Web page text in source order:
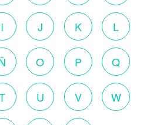
I J K L
O P Q
U V W